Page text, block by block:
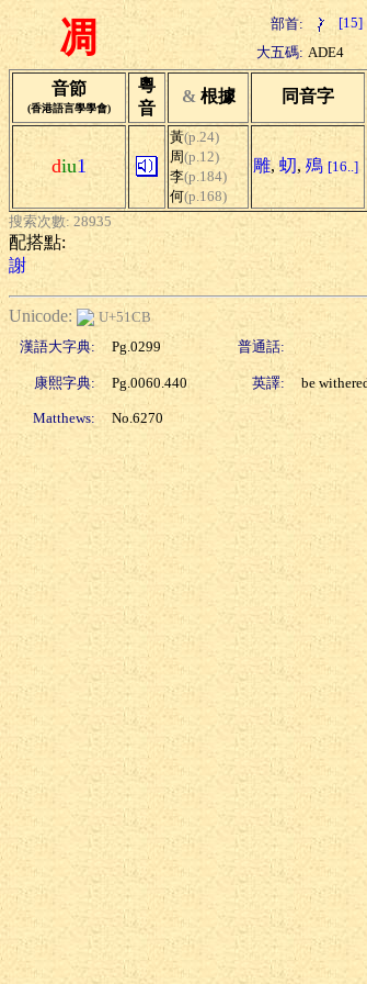
凋 部首: [15]
大五碼: ADE4
音節
(香港語言學學會)
粵
音
& 根據 同音字
diu1
黃(p.24)
周(p.12)
李(p.184)
何(p.168)
雕, 虭, 殦 [16..]
搜索次數: 28935
配搭點:
謝
Unicode:
U+51CB
漢語大字典:
Pg.0299 普通話:
康熙字典: Pg.0060.440 英譯: be
Matthews: No.6270